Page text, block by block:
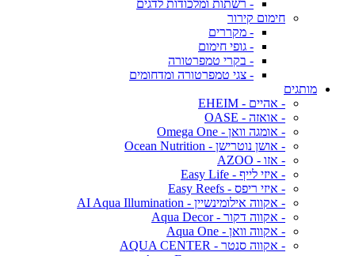
- רשתות ומלכודות לדגים
חימום קירור
- מקררים
- גופי חימום
- בקרי טמפרטורה
- צגי טמפרטורה ומדחומים
מותגים
- אהיים - EHEIM
- אואזה - OASE
- אומגה וואן - Omega One
- אושן נוטרישן - Ocean Nutrition
- אזו - AZOO
- איזי לייף - Easy Life
- איזי ריפס - Easy Reefs
- אקווה אילומינשיין - AI Aqua Illumination
- אקווה דקור - Aqua Decor
- אקווה וואן - Aqua One
- אקווה סנטר - AQUA CENTER